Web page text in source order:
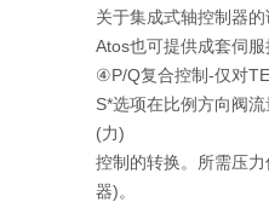
关于集成式轴控制器
Atos也可提供成套伺
④P/Q复合控制-仅对
S*选项在比例方向阀
(力)
控制的转换。所需压
器)。